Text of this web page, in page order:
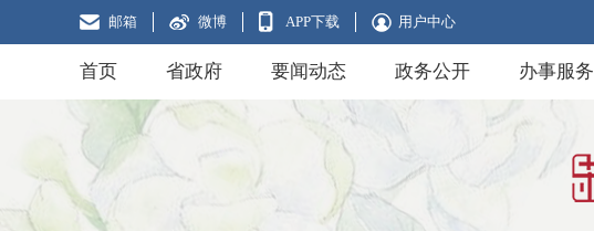
邮箱 微博 APP下载 用户中心
首页 省政府 要闻动态 政务公开 办事服务